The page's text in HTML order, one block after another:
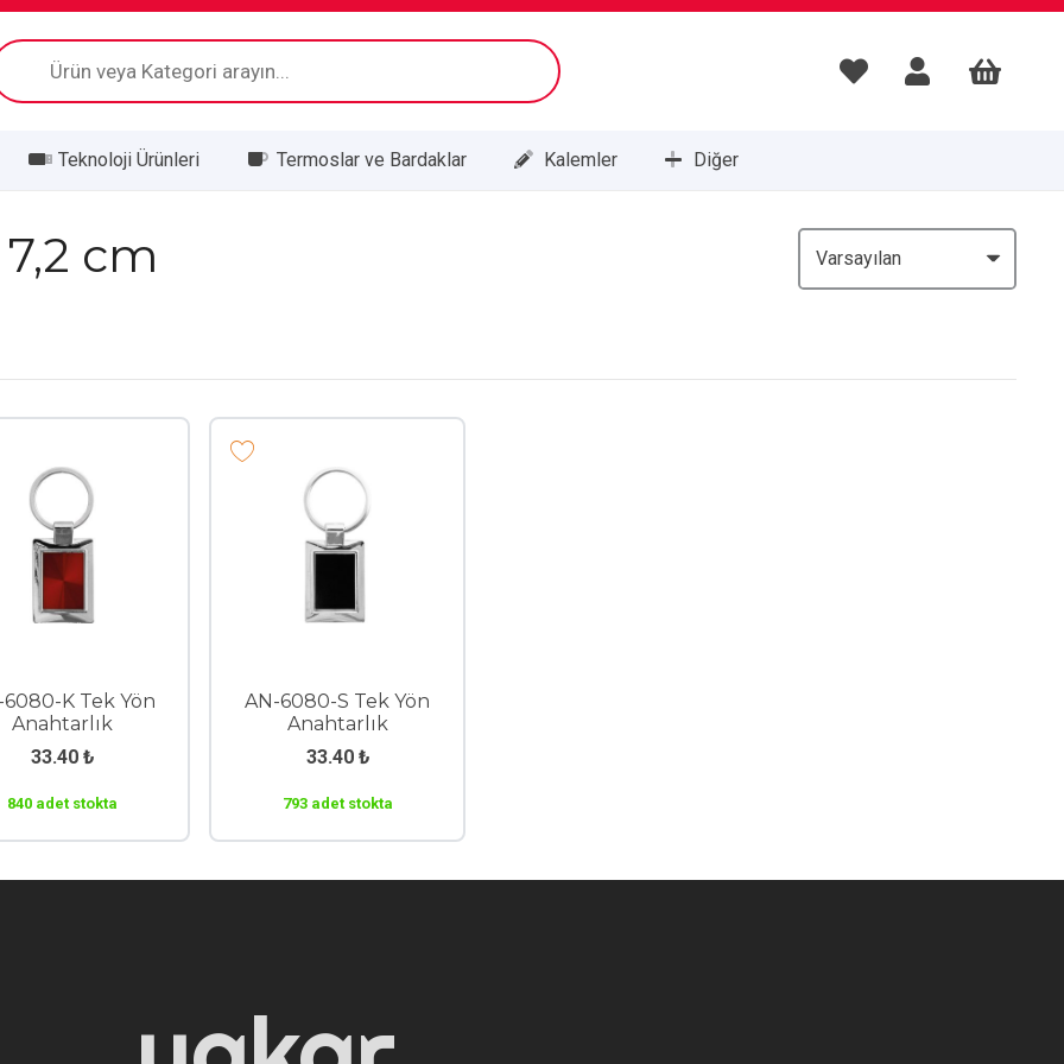
Teknoloji Ürünleri Termoslar ve Bardaklar Kalemler Diğer
cm
6080-K Tek Yön
Anahtarlık
33.40 ₺
840 adet stokta
AN-6080-S Tek Yön
Anahtarlık
33.40 ₺
793 adet stokta